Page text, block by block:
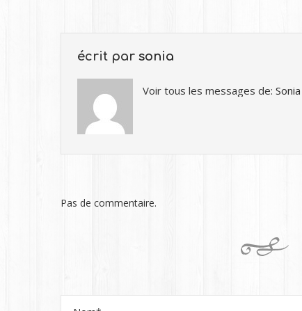
écrit par sonia
Voir tous les messages de: Sonia
Pas de commentaire.